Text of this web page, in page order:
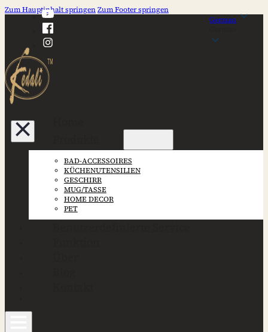
Zum Hauptinhalt springenZum Footer springen
German
BAD-ACCESSOIRES
KÜCHENUTENSILIEN
GESCHIRR
MUG/TASSE
HOME DECOR
PET